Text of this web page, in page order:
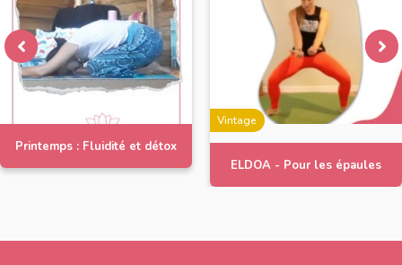
Printemps : Fluidité et détox
Vintage
ELDOA - Pour les épaules